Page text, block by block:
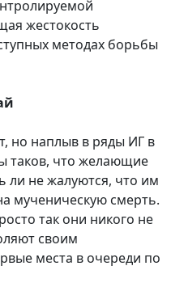
жестокость
методах борьбы
но наплыв в ряды ИГ в
таков, что желающие
ли не жалуются, что им
мученическую смерть.
так они никого не
своим
места в очереди по